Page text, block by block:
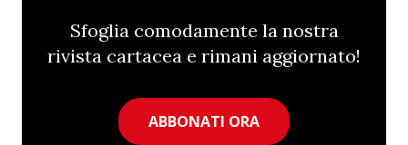
Sfoglia comodamente la nostra
rivista cartacea e rimani aggiornato!
ABBONATI ORA